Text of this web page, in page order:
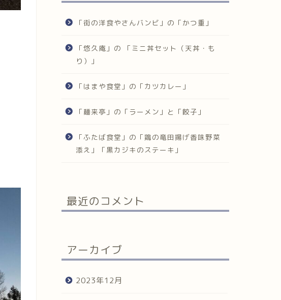
「街の洋食やさんバンビ」の「かつ重」
「悠久庵」の 「ミニ丼セット（天丼・も
り）」
「はまや食堂」の「カツカレー」
「麺来亭」の「ラーメン」と「餃子」
「ふたば食堂」の「鶏の竜田揚げ香味野菜
添え」「黒カジキのステーキ」
最近のコメント
アーカイブ
2023年12月